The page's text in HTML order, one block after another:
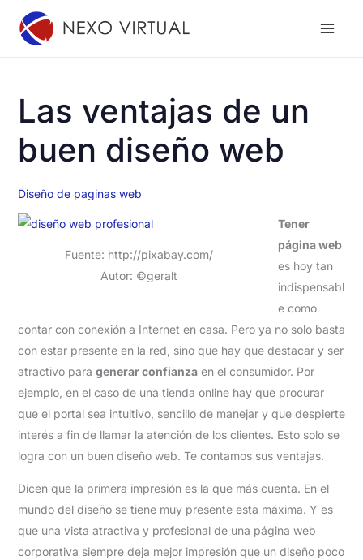
Las ventajas de un
buen diseño web
Diseño de paginas web
Fuente: http://pixabay.com/
Autor: ©geralt
Tener
página web
es hoy tan
indispensabl
e como
contar con conexión a Internet en casa. Pero ya no solo basta
con estar presente en la red, sino que hay que destacar y ser
atractivo para generar confianzaen el consumidor. Por
ejemplo, en el caso de una tienda online hay que procurar
que el portal sea intuitivo, sencillo de manejar y que despierte
interés a fin de llamar la atención de los clientes. Esto solo se
logra con un buen diseño web. Te contamos sus ventajas.
Dicen que la primera impresión es la que más cuenta. En el
mundo del diseño se tiene muy presente esta máxima. Y es
que una vista atractiva y profesional de una página web
corporativa siempre deja mejor impresión que un diseño poco